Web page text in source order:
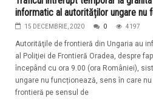
informatic al autorităților ungare nu
15 DECEMBRIE, 2020 0 4197
Autorităţile de frontieră din Ungaria au
al Poliţiei de Frontieră Oradea, despre
începând cu ora 9.00 (ora României),
ungare nu funcționează, sens în care
frontieră pe sensul de